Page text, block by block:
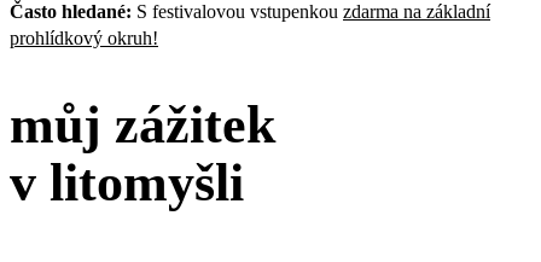
Často hledané: S festivalovou vstupenkou zdarma na základní
prohlídkový okruh!
můj zážitek
v litomyšli